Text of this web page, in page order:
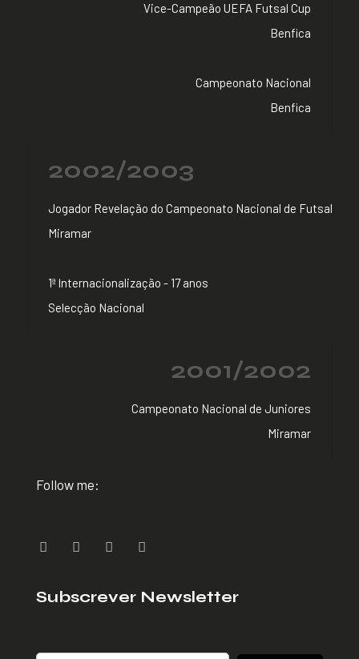
Vice-Campeão UEFA Futsal Cup
Benfica
Campeonato Nacional
Benfica
2002/2003
Jogador Revelação do Campeonato Nacional de Futsal
Miramar
1ª Internacionalização - 17 anos
Selecção Nacional
2001/2002
Campeonato Nacional de Juniores
Miramar
Follow me:
Subscrever Newsletter